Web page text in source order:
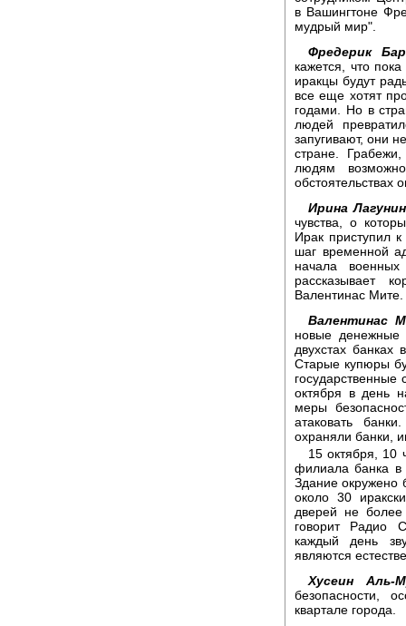
в Вашингтоне
мудрый мир".
Фредерик
кажется, что
иракцы будут
все еще хотят
годами. Но в
людей
запугивают, они
стране.
людям
обстоятельствах
Ирина
чувства, о
Ирак приступил
шаг временной
начала
рассказывает
Валентинас Мите.
Валентинас
новые денежные
двухстах
Старые купюры
октября в день
меры
атаковать
охраняли банки,
15 октября, 10
филиала банка в
Здание окружено
около 30
дверей не
говорит Радио
каждый день
являются
Хусеин Аль-
безопасности,
квартале города.